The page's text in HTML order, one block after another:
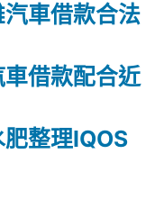
車借款合法
借款配合近
整理IQOS